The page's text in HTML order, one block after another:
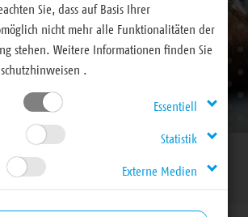
Sie, dass auf Basis Ihrer
nicht mehr alle Funktionalitäten der
stehen. Weitere Informationen finden Sie
.
Essentiell
Statistik
Externe Medien